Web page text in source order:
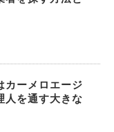
カーメロエージ
人を通す大きな